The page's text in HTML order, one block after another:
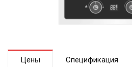
Цены Спецификация